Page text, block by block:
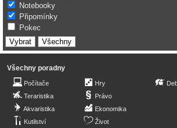
Notebooky
Připomínky
Pokec
Všechny poradny
Počítače
Teraristika
Akvaristika
Kutilství
Hry
Právo
Ekonomika
Život